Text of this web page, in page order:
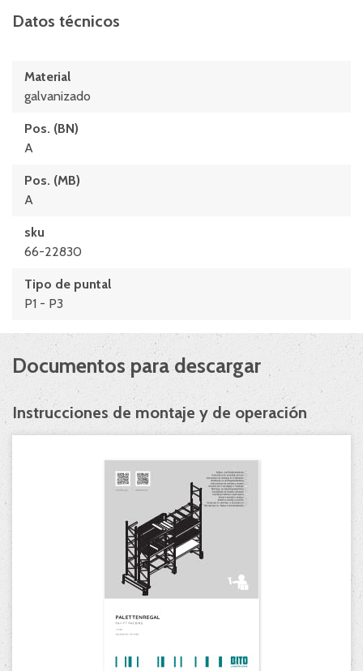
Datos técnicos
Material
galvanizado
Pos. (BN)
A
Pos. (MB)
A
sku
66-22830
Tipo de puntal
P1 - P3
Documentos para descargar
Instrucciones de montaje y de operación